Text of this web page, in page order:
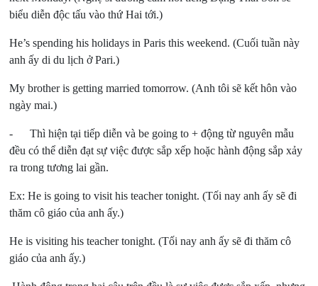
biểu diễn độc tấu vào thứ Hai tới.)
He’s spending his holidays in Paris this weekend.(Cuối tuần này
anh ấy di du lịch ở Pari.)
My brother is getting married tomorrow.(Anh tôi sẽ kết hôn vào
ngày mai.)
- Thì hiện tại tiếp diễn và be going to + động từ nguyên mẫu
đều có thể diễn đạt sự việc được sắp xếp hoặc hành động sắp xảy
ra trong tương lai gần.
Ex: He is going to visit his teacher tonight. (Tối nay anh ấy sẽ đi
thăm cô giáo của anh ấy.)
He is visiting his teacher tonight. (Tối nay anh ấy sẽ đi thăm cô
giáo của anh ấy.)